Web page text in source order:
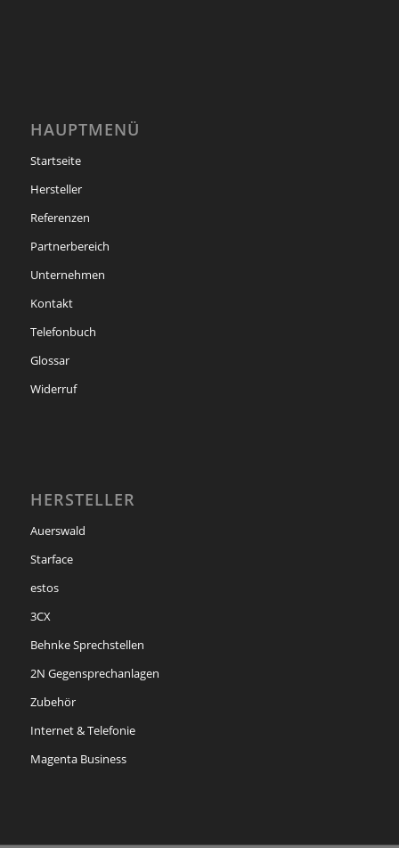
HAUPTMENÜ
Startseite
Hersteller
Referenzen
Partnerbereich
Unternehmen
Kontakt
Telefonbuch
Glossar
Widerruf
HERSTELLER
Auerswald
Starface
estos
3CX
Behnke Sprechstellen
2N Gegensprechanlagen
Zubehör
Internet & Telefonie
Magenta Business